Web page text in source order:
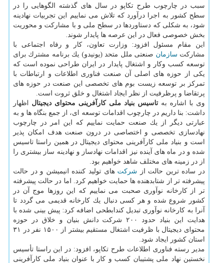
سبب در چارچوب طرح تكاپو در سال های گذشته الگوهایی را در
سطح كشور به اجرا درآورد كه تلاش می نماییم این تجربیات نهادینه
شود، به شكلی كه دستاوردها در سطح ملی و با مشاركت و محوریت
بخش خصوصی فعال در این عرصه ها پایدار شوند.
این مقام مسئول افزود: وزارت تعاون، كار و رفاه اجتماعی با
مشاركت سازمان صنعتی ملل متحد (یونیدو) یك برنامه مشترك برای
توسعه كسب وكار و اشتغال پایدار در ایران طراحی نموده است كه
یكی از حوزه های اصلی آن صنعت فناوری اطلاعات و ارتباطات با
تمركز بر توسعه زیست بوم های تخصصی این صنعت در حوزه های
پرتقاضا و پرظرفیت از نظر ایجاد اشتغال و خلق ثروت است.
وی با اشاره به تاسیس بنیاد ملی كارآفرینی محتوای دیجیتال اظهار
داشت: بنا داریم در چارچوب اقدامات توسعه ای، از جمع بنگاه ها و به
عبارتی دیگر از یك صنعت حمایت نماییم كه این امر در چارچوب
نهادسازی تخصصی و اختصاصی در درون صنعت هدف امكان پذیر
است و بنیاد ملی كارآفرینی محتوای دیجیتال در همین راستا تاسیس
شده و در ماه های آینده نیز اقدامات نهادساز و نهادینه ساز بیشتری را
از در زمینه های مختلف شاهد خواهیم بود.
در ساده ترین حالت از شركت های تولید كننده انیمیشن و در حالت
پیشرفته تر از شتابدهنده ها حمایت خواهیم كرد. اما در حالت پیشرفته
تر از كارخانه نوآوری صحبت می نماییم كه این روزها موج آن در
كشور شروع شده و هر كسی دنبال یك كارخانه قدیمی می گردد تا
آنرا به كارخانه نوآوری تبدیل كندابطحی اضافه كرد: پیش بینی شده با
هدایت این بنیاد حدود ۲۰۰ شركت دانش بنیان و خلاق در حوزه
محتوای دیجیتال با ظرفیت اشتغال مستقیم بیشتر از ۱۵۰۰ نفر در ۳۱
استان كشور ایجاد شود.
مدیر رسته فناوری اطلاعات طرح تكاپو، افزود: در این راستا تأسیس
نخستین نهاد ملی پشتیبان كسب و كار با عنوان بنیاد ملی كارآفرینی